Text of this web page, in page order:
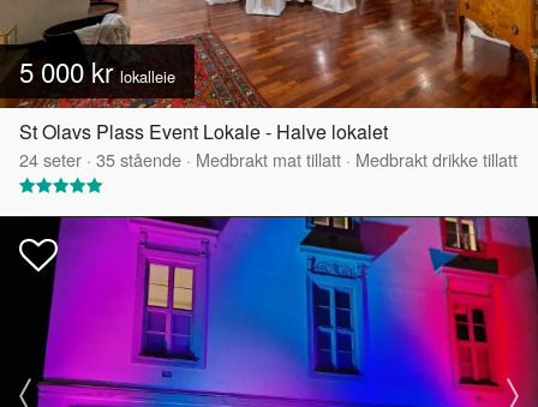
5 000 krlokalleie
St Olavs Plass Event Lokale - Halve lokalet
24seter · 35stående · Medbrakt mat tillatt · Medbrakt drikke tillatt